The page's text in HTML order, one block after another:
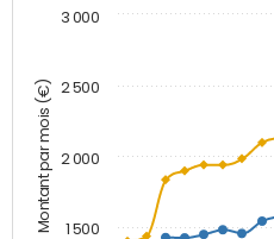
Montant par mois (€) 1 500
2 000
2 500
3 000